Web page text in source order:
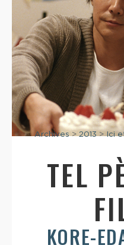
Archives>2013>Ici
TEL
KORE-